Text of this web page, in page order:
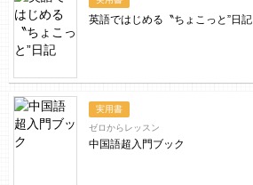
英語ではじめる〝ちょこっと”日記
実用書
ゼロからレッスン
中国語超入門ブック